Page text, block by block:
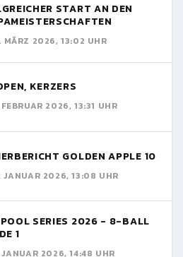
START AN DEN
MÄRZ 2026, 13:02 UHR
KERZERS
2026, 13:31 UHR
GOLDEN APPLE 10
JANUAR 2026, 13:08 UHR
SERIES 2026 - 8-BALL
1
JANUAR 2026, 14:48 UHR